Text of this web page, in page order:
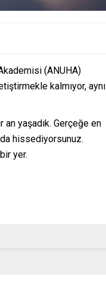
(ANUHA)
kalmıyor, aynı
yaşadık. Gerçeğe en
hissediyorsunuz.
yer.